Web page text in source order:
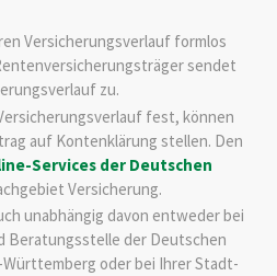
Versicherungsverlauf formlos
sendet
zu.
fest, können
auf Kontenklärung stellen. Den
Services der Deutschen
Versicherung.
unabhängig davon entweder bei
Beratungsstelle der Deutschen
oder bei Ihrer Stadt-